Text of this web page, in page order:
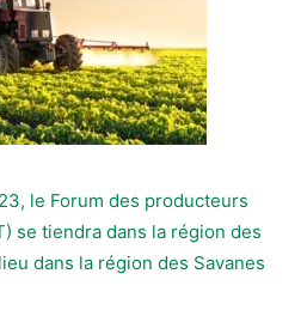
le Forum des producteurs
se tiendra dans la région des
dans la région des Savanes